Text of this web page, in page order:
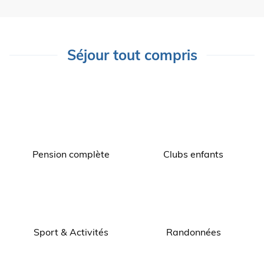
Séjour tout compris
Pension complète Clubs enfants
Sport & Activités Randonnées